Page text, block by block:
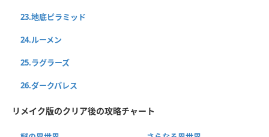
23.地底ピラミッド
24.ルーメン
25.ラグラーズ
26.ダークパレス
リメイク版のクリア後の攻略チャート